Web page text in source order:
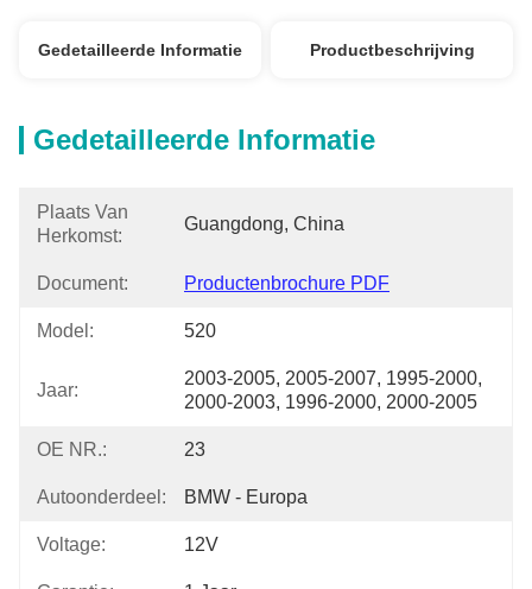
Gedetailleerde Informatie Productbeschrijving
Gedetailleerde Informatie
Plaats Van
Herkomst:
Guangdong, China
Document: Productenbrochure PDF
Model: 520
Jaar:
2003-2005, 2005-2007, 1995-2000,
2000-2003, 1996-2000, 2000-2005
OE NR.: 23
Autoonderdeel: BMW - Europa
Voltage: 12V